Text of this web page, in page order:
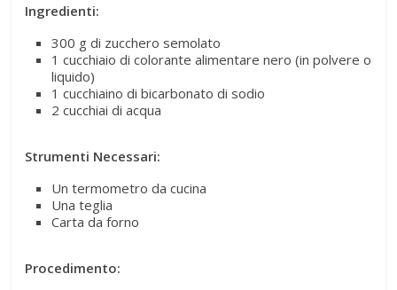
Ingredienti:
300 g di zucchero semolato
1 cucchiaio di colorante alimentare nero (in polvere o
liquido)
1 cucchiaino di bicarbonato di sodio
2 cucchiai di acqua
Strumenti Necessari:
Un termometro da cucina
Una teglia
Carta da forno
Procedimento: